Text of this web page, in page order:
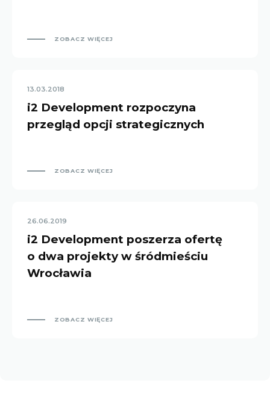
ZOBACZ WIĘCEJ
13.03.2018
i2 Development rozpoczyna
przegląd opcji strategicznych
ZOBACZ WIĘCEJ
26.06.2019
i2 Development poszerza ofertę
o dwa projekty w śródmieściu
Wrocławia
ZOBACZ WIĘCEJ